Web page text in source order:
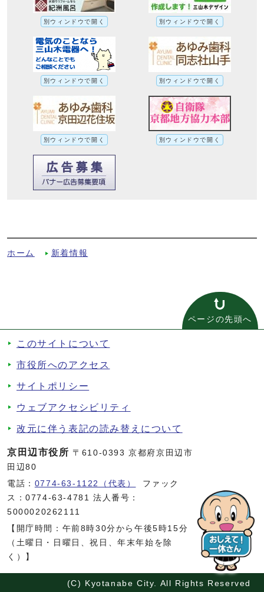
別ウィンドウで開く 別ウィンドウで開く
別ウィンドウで開く 別ウィンドウで開く
別ウィンドウで開く 別ウィンドウで開く
ホーム 新着情報
ページの先頭へ
このサイトについて
市役所へのアクセス
サイトポリシー
ウェブアクセシビリティ
改元に伴う表記の読み替えについて
京田辺市役所 〒610-0393 京都府京田辺市
田辺80
電話： 0774-63-1122（代表）
ファック
ス：0774-63-4781 法人番号：
5000020262111
【開庁時間：午前8時30分から午後5時15分
（土曜日・日曜日、祝日、年末年始を除
く）】
(C) Kyotanabe City. All Rights Reserved